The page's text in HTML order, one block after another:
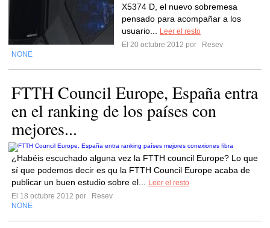
X5374 D, el nuevo sobremesa
pensado para acompañar a los
usuario...
Leer el resto
El 20 octubre 2012 por
Resev
NONE
FTTH Council Europe, España entra
en el ranking de los países con
mejores...
¿Habéis escuchado alguna vez la FTTH council Europe? Lo que
sí que podemos decir es qu la FTTH Council Europe acaba de
publicar un buen estudio sobre el...
Leer el resto
El 18 octubre 2012 por
Resev
NONE